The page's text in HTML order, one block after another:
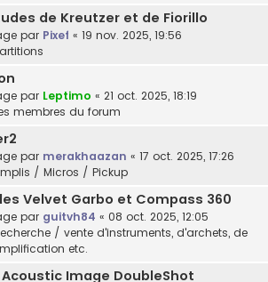
de Kreutzer et de Fiorillo
par Pixef « 19 nov. 2025, 19:56
par Leptimo « 21 oct. 2025, 18:19
membres du forum
par merakhaazan « 17 oct. 2025, 17:26
/ Micros / Pickup
Velvet Garbo et Compass 360
par guitvh84 « 08 oct. 2025, 12:05
/ vente d'instruments, d'archets, de
etc.
Image DoubleShot